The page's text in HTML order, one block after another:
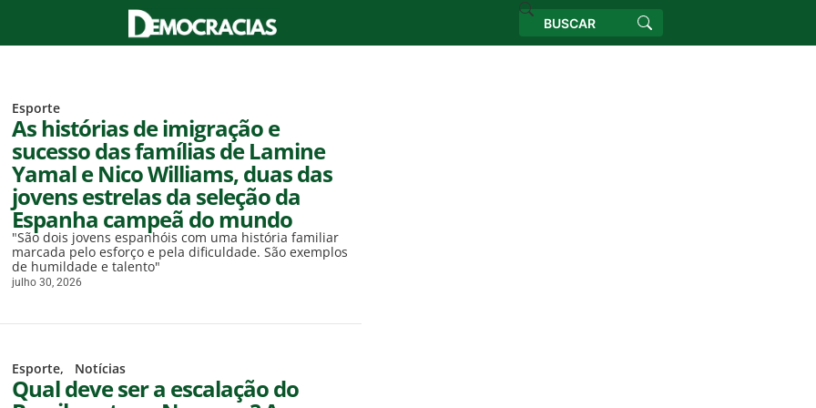
Esporte
As histórias de imigração e
sucesso das famílias de Lamine
Yamal e Nico Williams, duas das
jovens estrelas da seleção da
Espanha campeã do mundo
"São dois jovens espanhóis com uma história familiar
marcada pelo esforço e pela dificuldade. São exemplos
de humildade e talento"
julho 30, 2026
Esporte, Notícias
Qual deve ser a escalação do